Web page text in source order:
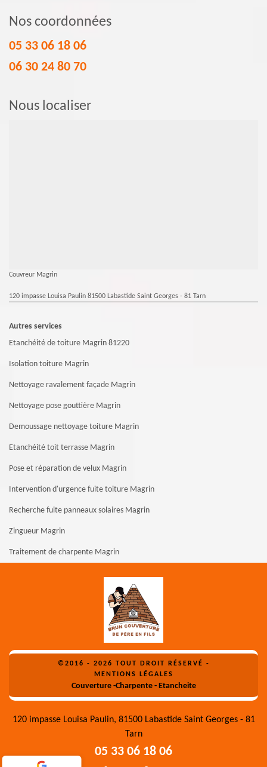
Nos coordonnées
05 33 06 18 06
06 30 24 80 70
Nous localiser
Couvreur Magrin
120 impasse Louisa Paulin 81500 Labastide Saint Georges - 81 Tarn
Autres services
Etanchéité de toiture Magrin 81220
Isolation toiture Magrin
Nettoyage ravalement façade Magrin
Nettoyage pose gouttière Magrin
Demoussage nettoyage toiture Magrin
Etanchéité toit terrasse Magrin
Pose et réparation de velux Magrin
Intervention d'urgence fuite toiture Magrin
Recherche fuite panneaux solaires Magrin
Zingueur Magrin
Traitement de charpente Magrin
©2016 - 2026 TOUT DROIT RÉSERVÉ -
MENTIONS LÉGALES
Couverture -Charpente - Etancheite
120 impasse Louisa Paulin, 81500 Labastide Saint Georges - 81
Tarn
05 33 06 18 06